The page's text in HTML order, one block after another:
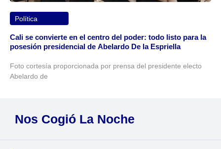
Política
Cali se convierte en el centro del poder: todo listo para la
posesión presidencial de Abelardo De la Espriella
Foto cortesía proporcionada por prensa del presidente electo
Abelardo de
Nos Cogió La Noche